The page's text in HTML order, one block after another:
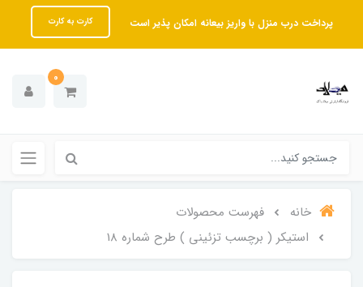
پرداخت درب منزل با واریز بیعانه امکان پذیر است کارت به کارت
0
خانه
فهرست محصولات
استیکر ( برچسب تزئینی ) طرح شماره 18